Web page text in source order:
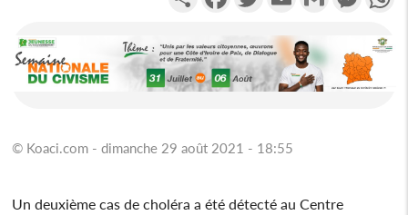
© Koaci.com - dimanche 29 août 2021 - 18:55
Un deuxième cas de choléra a été détecté au Centre